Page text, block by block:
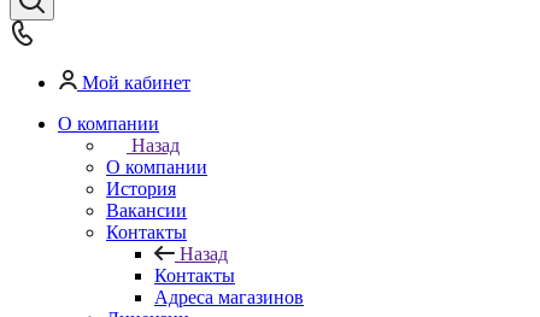
Мой кабинет
О компании
Назад
О компании
История
Вакансии
Контакты
Назад
Контакты
Адреса магазинов